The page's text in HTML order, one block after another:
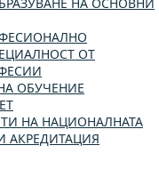
ОТ
ОБУЧЕНИЕ
НА НАЦИОНАЛНАТА
АКРЕДИТАЦИЯ